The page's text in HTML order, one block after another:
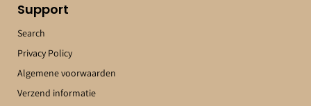
Support
Search
Privacy Policy
Algemene voorwaarden
Verzend informatie